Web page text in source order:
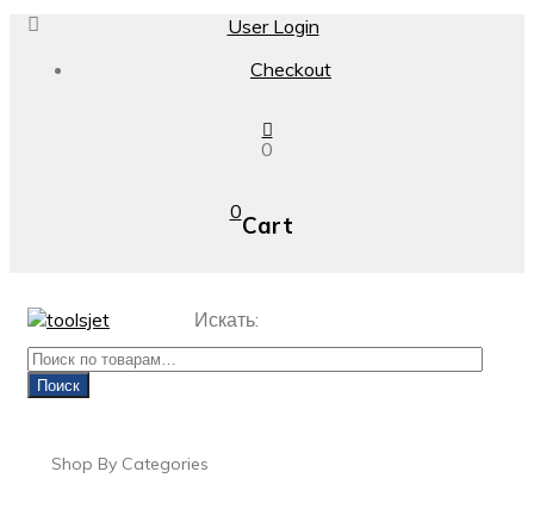
User Login
Checkout
0
0Cart
Искать:
Поиск
Shop By Categories